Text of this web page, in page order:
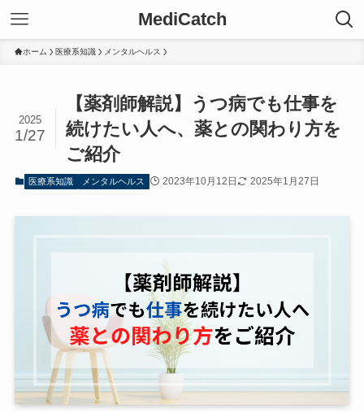
MediCatch
ホーム 医療系知識 メンタルヘルス
【薬剤師解説】うつ病でも仕事を
続けたい人へ、薬との関わり方を
ご紹介
2025
1/27
医療系知識 メンタルヘルス 2023年10月12日 2025年1月27日